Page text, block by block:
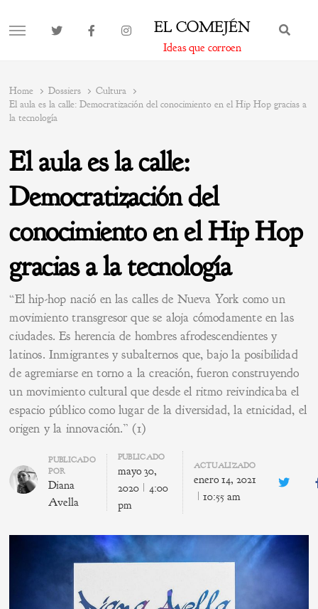
MENU EL COMEJÉN
Ideas que corroen
Home Dossiers
Cultura
El aula es la calle: Democratización del conocimiento en el Hip Hop gracias a
la tecnología
El aula es la calle:
Democratización del
conocimiento en el Hip Hop
gracias a la tecnología
“El hip-hop nació en las calles de Nueva York como un
movimiento transgresor que se aloja cómodamente en las
ciudades. Es herencia de hombres afrodescendientes y
latinos. Inmigrantes y subalternos que, bajo la posibilidad
de agremiarse en torno a la creación, fueron construyendo
un movimiento cultural que desde el ritmo reivindicaba el
espacio público como lugar de la diversidad, la etnicidad, el
origen y la innovación.” (1)
Author
PUBLICADO
POR
Diana
Avella
PUBLICADO
mayo 30,
2020
4:00
pm
ACTUALIZADO
enero 14, 2021
10:55 am
Twitter